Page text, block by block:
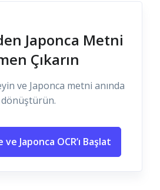
Japonca Metni
Çıkarın
ve Japonca metni anında
dönüştürün.
Japonca OCR’ı Başlat